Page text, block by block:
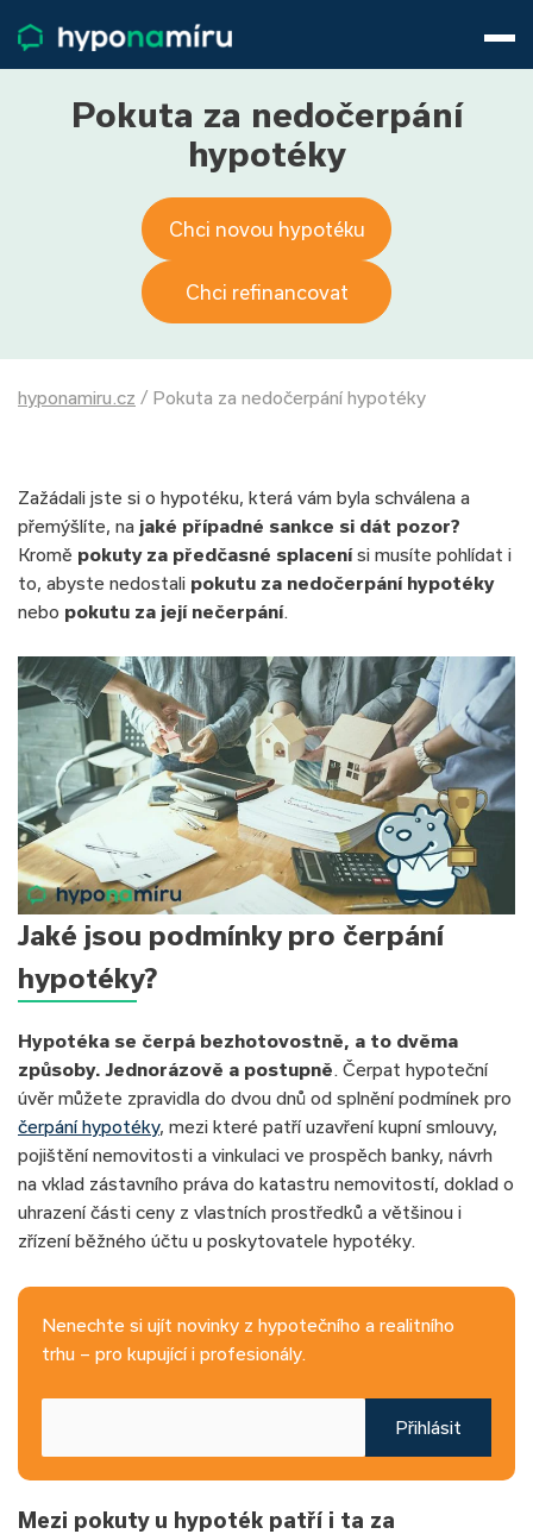
Životní pojištění
Pojištění nemovitosti
800 688 388
9−16 hod.
Přihlásit
Pokuta za nedočerpání
hypotéky
Chci novou hypotéku
Chci refinancovat
hyponamiru.cz / Pokuta za nedočerpání hypotéky
Zažádali jste si o hypotéku, která vám byla schválena a
přemýšlíte, na jaké případné sankce si dát pozor?
Kromě pokuty za předčasné splacenísi musíte pohlídat i
to, abyste nedostali pokutu za nedočerpání hypotéky
nebo pokutu za její nečerpání.
Jaké jsou podmínky pro čerpání
hypotéky?
Hypotéka se čerpá bezhotovostně, a to dvěma
způsoby. Jednorázově a postupně. Čerpat hypoteční
úvěr můžete zpravidla do dvou dnů od splnění podmínek pro
čerpání hypotéky, mezi které patří uzavření kupní smlouvy,
pojištění nemovitosti a vinkulaci ve prospěch banky, návrh
na vklad zástavního práva do katastru nemovitostí, doklad o
uhrazení části ceny z vlastních prostředků a většinou i
zřízení běžného účtu u poskytovatele hypotéky.
Nenechte si ujít novinky z hypotečního a realitního
trhu – pro kupující i profesionály.
Přihlásit
Mezi pokuty u hypoték patří i ta za